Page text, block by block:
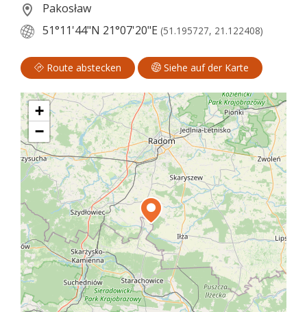
Pakosław
51°11'44"N 21°07'20"E (51.195727, 21.122408)
Route abstecken Siehe auf der Karte
+
−